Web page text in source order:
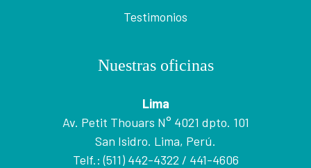
Testimonios
Nuestras oficinas
Lima
Av. Petit Thouars N° 4021 dpto. 101
San Isidro. Lima, Perú.
Telf.: (511) 442-4322 / 441-4606